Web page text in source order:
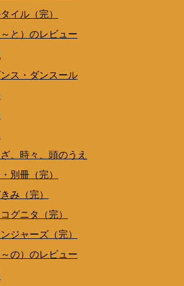
イル（完）
と）のレビュー
ス・ダンスール
、時々、頭のうえ
別冊（完）
み（完）
グニタ（完）
ジャーズ（完）
の）のレビュー